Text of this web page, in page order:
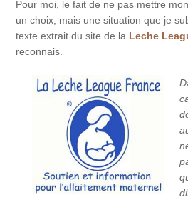
Pour moi, le fait de ne pas mettre
un choix, mais une situation que je
texte extrait du site de la Leche
reconnais.